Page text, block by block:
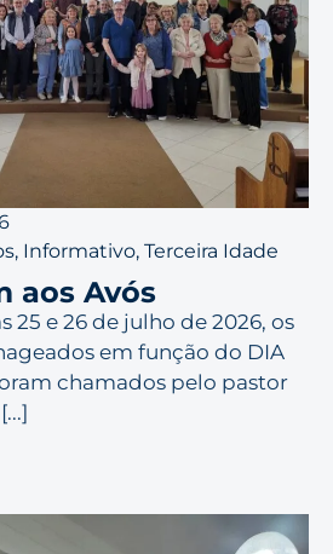
, Informativo,Terceira Idade
aos Avós
25 e 26 de julho de 2026, os
em função do DIA
chamados pelo pastor